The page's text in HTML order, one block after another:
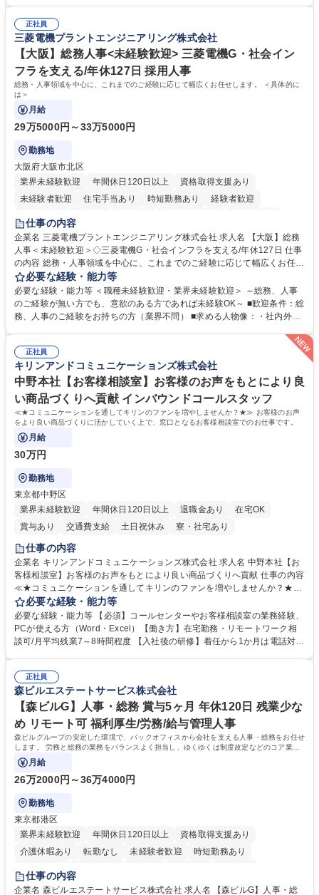
幅広く経験を積みたい意欲がある方に最適な環境です。 募集職種 【総
務・人事】未経験歓迎/日立グループ/組織運営を支えるゼネラリストを目
指す
のご経験 ■労務管理（給与計算・社会保険手続き・勤怠管理など）の経験
■衛生管理者の資格をお持ちの方 学歴・資格 学歴：大学院 大学 高専 短大
専修学校 高校 語学力： 資格：
正社員
三菱電機プラントエンジニアリング株式会社
【大阪】総務人事<未経験歓迎> 三菱電機G・社会イン
フラを支える/年休127日 採用人事
総務・人事領域を中心に、これまでのご経験に応じて幅広くお任せします。 ＜具体的に
は＞
月給
29万5000円～33万5000円
勤務地
大阪府大阪市北区
業界未経験歓迎
年間休日120日以上
資格取得支援あり
未経験者歓迎
住宅手当あり 時短勤務あり
経験者歓迎
退職金あり
駅近5分以内
土日祝休み 服装自由 寮・社宅あり 食事補助あり
仕事の内容
企業名 三菱電機プラントエンジニアリング株式会社 求人名 【大阪】総務
人事＜未経験歓迎＞◇三菱電機G・社会インフラを支える/年休127日 仕事
の内容 総務・人事領域を中心に、これまでのご経験に応じて幅広くお任せ
します。 ＜具体的には＞ ・総務/人事労務（給与・社保・勤怠管理など）
・採用・教育研修 ・福利厚生運用 など ※基本的には事務所勤務ですが、
採用や教育等の業務内容により、関西圏以外への日帰り・宿泊を伴う国内
出張もございます。 ※担当業務を持ちつつ、お互いに助け合いながら、総
総務人事＜未経験歓迎＞◇三菱電機G・社会インフラを支える/年休127日
必要な経験・能力等
必要な経験・能力等 ＜職種未経験歓迎・業界未経験歓迎＞ ～総務、人事
のご経験が無い方でも、意欲のある方であれば未経験OK～ ■歓迎条件：総
務、人事のご経験をお持ちの方（業界不問） ■求める人物像：・社内外の
ミュニケーション能力を持っている方 ・人事総務領域に興味がありゼネラ
正社員
キリンアンドコミュニケーションズ株式会社
中野本社【お客様相談室】お客様のお声をもとにより良
い商品づくりへ貢献 インバウンドコールスタッフ
≪★コミュニケーションを通してキリンのファンを増やしませんか？★≫ お客様のお声
をより良い商品づくりに活かしていく上で、窓口となるお客様相談室でのお仕事です。
月給
30万円
勤務地
東京都中野区
業界未経験歓迎
年間休日120日以上 退職金あり
在宅OK
賞与あり
交通費支給 土日祝休み 寮・社宅あり
仕事の内容
企業名 キリンアンドコミュニケーションズ株式会社 求人名 中野本社【お
客様相談室】お客様のお声をもとにより良い商品づくりへ貢献 仕事の内容
≪★コミュニケーションを通してキリンのファンを増やしませんか？★≫
お客様のお声をより良い商品づくりに活かしていく上で、窓口となるお客
様相談室でのお仕事です。 日々お客様からいただくキリングループへのご
意見を、企業活動に活かしています。お客様からの声に迅速かつ誠意をも
って対応、情報提供するとともにグループ内活動に反映しています。 【具
平均100件前後■メール・手紙：同上40件前後 募集職種 中野本社【お客様
相談室】お客様のお声をもとにより良い商品づくりへ貢献
必要な経験・能力等
必要な経験・能力等 【必須】コールセンターやお客様相談室の業務経験、
PCが使える方（Word・Excel）【働き方】在宅勤務・リモートワーク相
談可/月平均残業7～8時間程度 【入社後の研修】着任から1か月は電話対応
すのでご安心ください。 【当社について】キリングループの広報機能を担
う会社として、お客様との出会いを大切にし、磨き上げたホスピタリティ
を込めてコミュニケーションをとりながら広報関連業務を行っておりま
す。 学歴・資格 学歴：大学院 大学 高専 短大 専修学校 高校 語学力： 資
格：
正社員
森ビルエステートサービス株式会社
【森ビルG】人事・総務 賞与5ヶ月 年休120日 残業少な
め リモート可 福利厚生/労務/給与管理人事
森ビルグループの安定した環境で、バックオフィスから会社を支える人事・総務をお任せ
します。 労務と総務の業務をバランスよく担当し、ゆくゆくは制度改定などのコア業務
にも挑戦できる、やりがいある環境です。
月給
26万2000円～36万4000円
勤務地
東京都港区
業界未経験歓迎
年間休日120日以上
資格取得支援あり
介護休暇あり
転勤なし 未経験者歓迎
時短勤務あり
経験者歓迎
完全週休2日制
交通費支給 長期歓迎 駅近5分以内 土日祝休み
仕事の内容
企業名 森ビルエステートサービス株式会社 求人名 【森ビルG】人事・総